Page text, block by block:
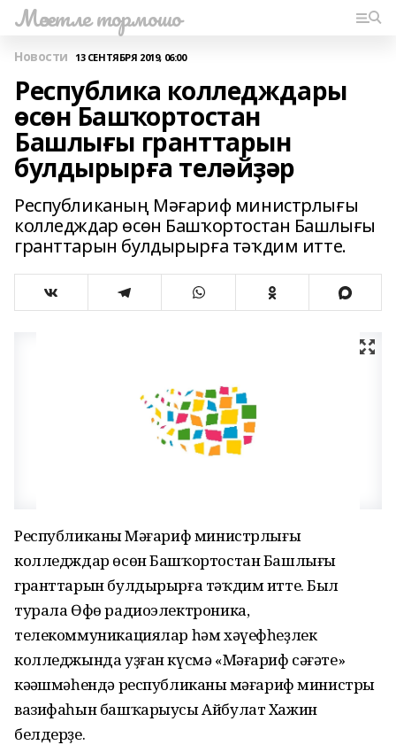
Мәсетле тормошо
Новости 13 СЕНТЯБРЯ 2019, 06:00
Республика колледждары
өсөн Башҡортостан
Башлығы гранттарын
булдырырға теләйҙәр
Республиканың Мәғариф министрлығы
колледждар өсөн Башҡортостан Башлығы
гранттарын булдырырға тәҡдим итте.
Республиканың Мәғариф министрлығы
колледждар өсөн Башҡортостан Башлығы
гранттарын булдырырға тәҡдим итте. Был
турала Өфө радиоэлектроника,
телекоммуникациялар һәм хәүефһеҙлек
колледжында уҙған күсмә «Мәғариф сәғәте»
кәңәшмәһендә республиканың мәғариф министры
вазифаһын башҡарыусы Айбулат Хажин
белдерҙе.